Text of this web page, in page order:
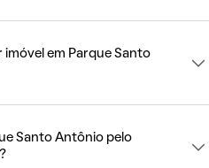
em Parque Santo
Santo Antônio pelo